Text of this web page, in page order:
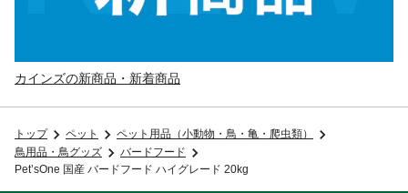
カインズの新商品・新着商品
トップ ペット
ペット用品（小動物・鳥・亀・爬虫類）
鳥用品・鳥グッズ
バードフード
Pet’sOne 国産 バードフード ハイグレード 20kg